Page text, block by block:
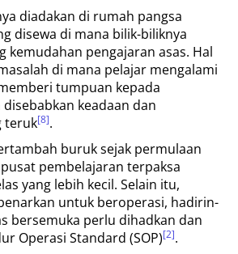
diadakan di rumah pangsa
disewa di mana bilik-biliknya
kemudahan pengajaran asas. Hal
di mana pelajar mengalami
tumpuan kepada
keadaan dan
teruk[8].
buruk sejak permulaan
pembelajaran terpaksa
yang lebih kecil. Selain itu,
untuk beroperasi, hadirin-
bersemuka perlu dihadkan dan
Operasi Standard (SOP)[2].